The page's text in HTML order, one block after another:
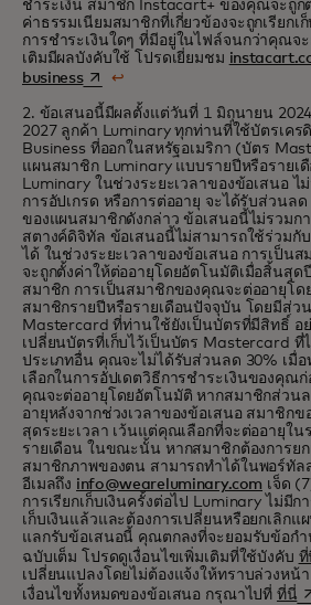
ชำระเงิน สมาชิก Instacart+ ของคุณจะถูก
ค่าธรรมเนียมสมาชิกที่เกี่ยวข้องจะถูกเรียกเ
การชำระเงินใดๆ ที่มีอยู่ในไฟล์จนกว่าคุณจ
เติมมีผลบังคับใช้ โปรดเยี่ยมชม
businessopens in a new tab
↩
2. ข้อเสนอนี้มีผลตั้งแต่วันที่ 1 มิถุนายน
2027 ลูกค้า Luminary ทุกท่านที่ใช้บัตรเคร
Business ที่ออกในสหรัฐอเมริกา (บัตร
แผนสมาชิก Luminary แบบรายปีหรือรายเ
Luminary ในช่วงระยะเวลาของข้อเสนอ ไ
การอัปเกรด หรือการต่ออายุ จะได้รับส่วนล
ของแผนสมาชิกดังกล่าว ข้อเสนอนี้ไม่รวมกา
สตางค์ดิจิทัล ข้อเสนอนี้ไม่สามารถใช้ร่วมกั
ได้ ในช่วงระยะเวลาของข้อเสนอ การเป็
จะถูกตั้งค่าให้ต่ออายุโดยอัตโนมัติเมื่อสิ้นสุด
สมาชิก การเป็นสมาชิกของคุณจะต่ออายุโด
สมาชิกรายปีหรือรายเดือนปัจจุบัน โดยมีส่ว
Mastercard ที่ท่านใช้ยังเป็นบัตรที่มีสิทธิ์ อ
เปลี่ยนบัตรที่เก็บไว้เป็นบัตร Mastercard ที่
ประเภทอื่น คุณจะไม่ได้รับส่วนลด 30% เมื่
เลือกในการอัปเดตวิธีการชำระเงินของคุณ
คุณจะต่ออายุโดยอัตโนมัติ หากสมาชิกส่วน
อายุหลังจากช่วงเวลาของข้อเสนอ สมาชิก
สุดระยะเวลา เว้นแต่คุณเลือกที่จะต่ออายุใ
รายเดือน ในขณะนั้น หากสมาชิกต้องการย
สมาชิกภาพของตน สามารถทำได้ในพอร์ทัล
อีเมลถึง info@weareluminary.com เจ็ด
การเรียกเก็บเงินครั้งต่อไป Luminary ไม่มี
เก็บเงินแล้วและต้องการเปลี่ยนหรือยกเลิก
แลกรับข้อเสนอนี้ คุณตกลงที่จะยอมรับข้อก
ฉบับเต็ม โปรดดูเงื่อนไขเพิ่มเติมที่ใช้บังคับ ที่
เปลี่ยนแปลงโดยไม่ต้องแจ้งให้ทราบล่วงหน้
เงื่อนไขทั้งหมดของข้อเสนอ กรุณาไปที่ ที่นี่